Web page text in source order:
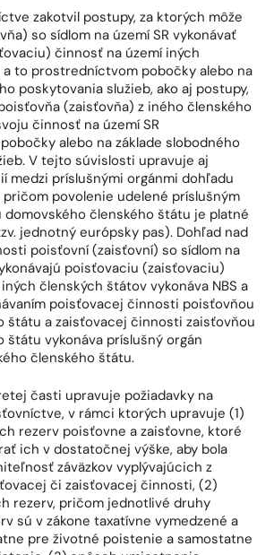
zakotvil postupy, za ktorých môže
so sídlom na území SR vykonávať
činnosť na území iných
to prostredníctvom pobočky alebo na
poskytovania služieb, ako aj postupy,
(zaisťovňa) z iného členského
činnosť na území SR
alebo na základe slobodného
V tejto súvislosti upravuje aj
medzi príslušnými orgánmi dohľadu
povolenie udelené príslušným
domovského členského štátu je platné
jednotný európsky pas). Dohľad nad
poisťovní (zaisťovní) so sídlom na
poisťovaciu (zaisťovaciu)
členských štátov vykonáva NBS a
poisťovacej činnosti poisťovňou
štátu a zaisťovacej činnosti zaisťovňou
štátu vykonáva príslušný orgán
členského štátu.
časti upravuje požiadavky na
v rámci ktorých upravuje (1)
rezerv poisťovne a zaisťovne, ktoré
ich v dostatočnej výške, aby bola
záväzkov vyplývajúcich z
či zaisťovacej činnosti, (2)
rezerv, pričom jednotlivé druhy
sú v zákone taxatívne vymedzené a
pre životné poistenie a samostatne